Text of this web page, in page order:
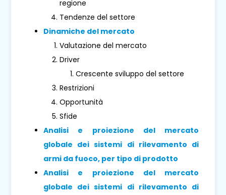
regione
Tendenze del settore
Dinamiche del mercato
Valutazione del mercato
Driver
Crescente sviluppo del settore
Restrizioni
Opportunità
Sfide
Analisi e proiezione del mercato
globale dei sistemi di rilevamento di
armi da fuoco, per tipo di prodotto
Analisi e proiezione del mercato
globale dei sistemi di rilevamento di